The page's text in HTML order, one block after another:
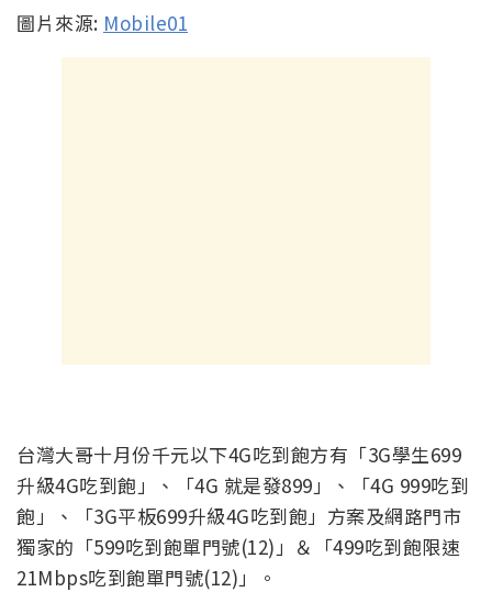
圖片來源: Mobile01
台灣大哥十月份千元以下4G吃到飽方有「3G學生699
升級4G吃到飽」、「4G 就是發899」、「4G 999吃到
飽」、「3G平板699升級4G吃到飽」方案及網路門市
獨家的「599吃到飽單門號(12)」＆「499吃到飽限速
21Mbps吃到飽單門號(12)」。